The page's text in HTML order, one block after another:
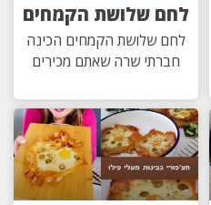
לחם שלושת הקמחים
לחם שלושת הקמחים הכינה
חברתי שרה שאתם מכירים